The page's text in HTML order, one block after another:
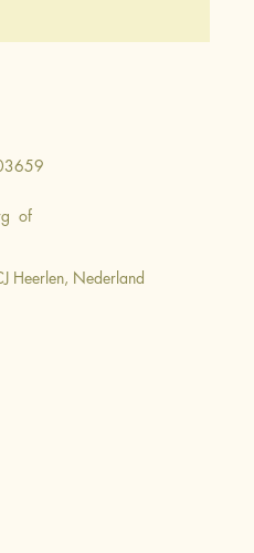
of
Heerlen, Nederland